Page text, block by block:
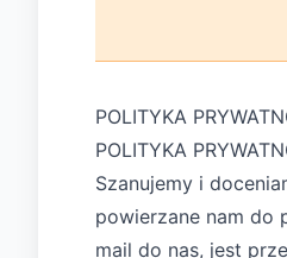
POLITYKA
POLITYKA
Szanujemy i
powierzane nam do
mail do nas, jest